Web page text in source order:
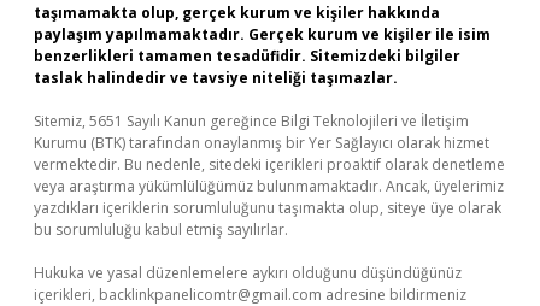
taşımamakta olup, gerçek kurum ve kişiler hakkında
paylaşım yapılmamaktadır. Gerçek kurum ve kişiler ile isim
benzerlikleri tamamen tesadüfidir. Sitemizdeki bilgiler
taslak halindedir ve tavsiye niteliği taşımazlar.
Sitemiz, 5651 Sayılı Kanun gereğince Bilgi Teknolojileri ve İletişim
Kurumu (BTK) tarafından onaylanmış bir Yer Sağlayıcı olarak hizmet
vermektedir. Bu nedenle, sitedeki içerikleri proaktif olarak denetleme
veya araştırma yükümlülüğümüz bulunmamaktadır. Ancak, üyelerimiz
yazdıkları içeriklerin sorumluluğunu taşımakta olup, siteye üye olarak
bu sorumluluğu kabul etmiş sayılırlar.
Hukuka ve yasal düzenlemelere aykırı olduğunu düşündüğünüz
içerikleri, backlinkpanelicomtr@gmail.com adresine bildirmeniz